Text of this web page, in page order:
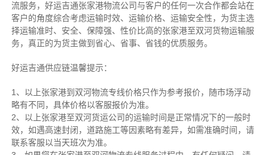
流服务，好运吉通张家港物流公司与客户的任何一次合作都会站在
客户的角度综合考虑运输时效、运输价格、运输安全性，为货主选
择运输准时、安全、保障强、性价比高的张家港至双河货物运输服
务，真正的为货主做到省心、省事、省钱的优质服务。
好运吉通供应链温馨提示：
1、以上张家港到双河物流专线价格只作为参考报价，随市场浮动
略有不同，具体价格以客服报价为准。
2、以上张家港至双河货运公司的运输时间是正常情况下的一般时
效，如遇高速封闭，道路施工等因素略有差异，如需准确时间，请
联系客服以当天班次为准。